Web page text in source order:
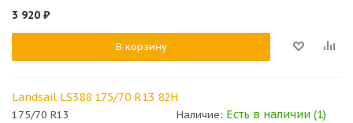
3 920 ₽
В корзину
Landsail LS388 175/70 R13 82H
175/70 R13 Наличие: Есть в наличии (1)